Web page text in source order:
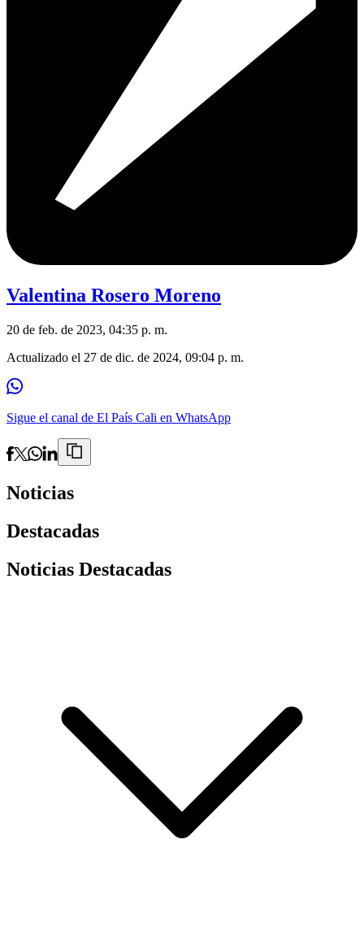
Valentina Rosero Moreno
20 de feb. de 2023, 04:35 p. m.
Actualizado el 27 de dic. de 2024, 09:04 p. m.
Sigue el canal de El País Cali en WhatsApp
Noticias
Destacadas
Noticias Destacadas